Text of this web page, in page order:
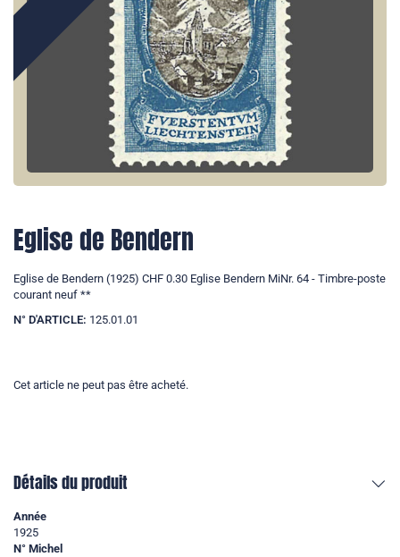
Eglise de Bendern
Eglise de Bendern (1925) CHF 0.30 Eglise Bendern MiNr. 64 - Timbre-poste
courant neuf **
N° D'ARTICLE: 125.01.01
Cet article ne peut pas être acheté.
Détails du produit
Année
1925
N° Michel